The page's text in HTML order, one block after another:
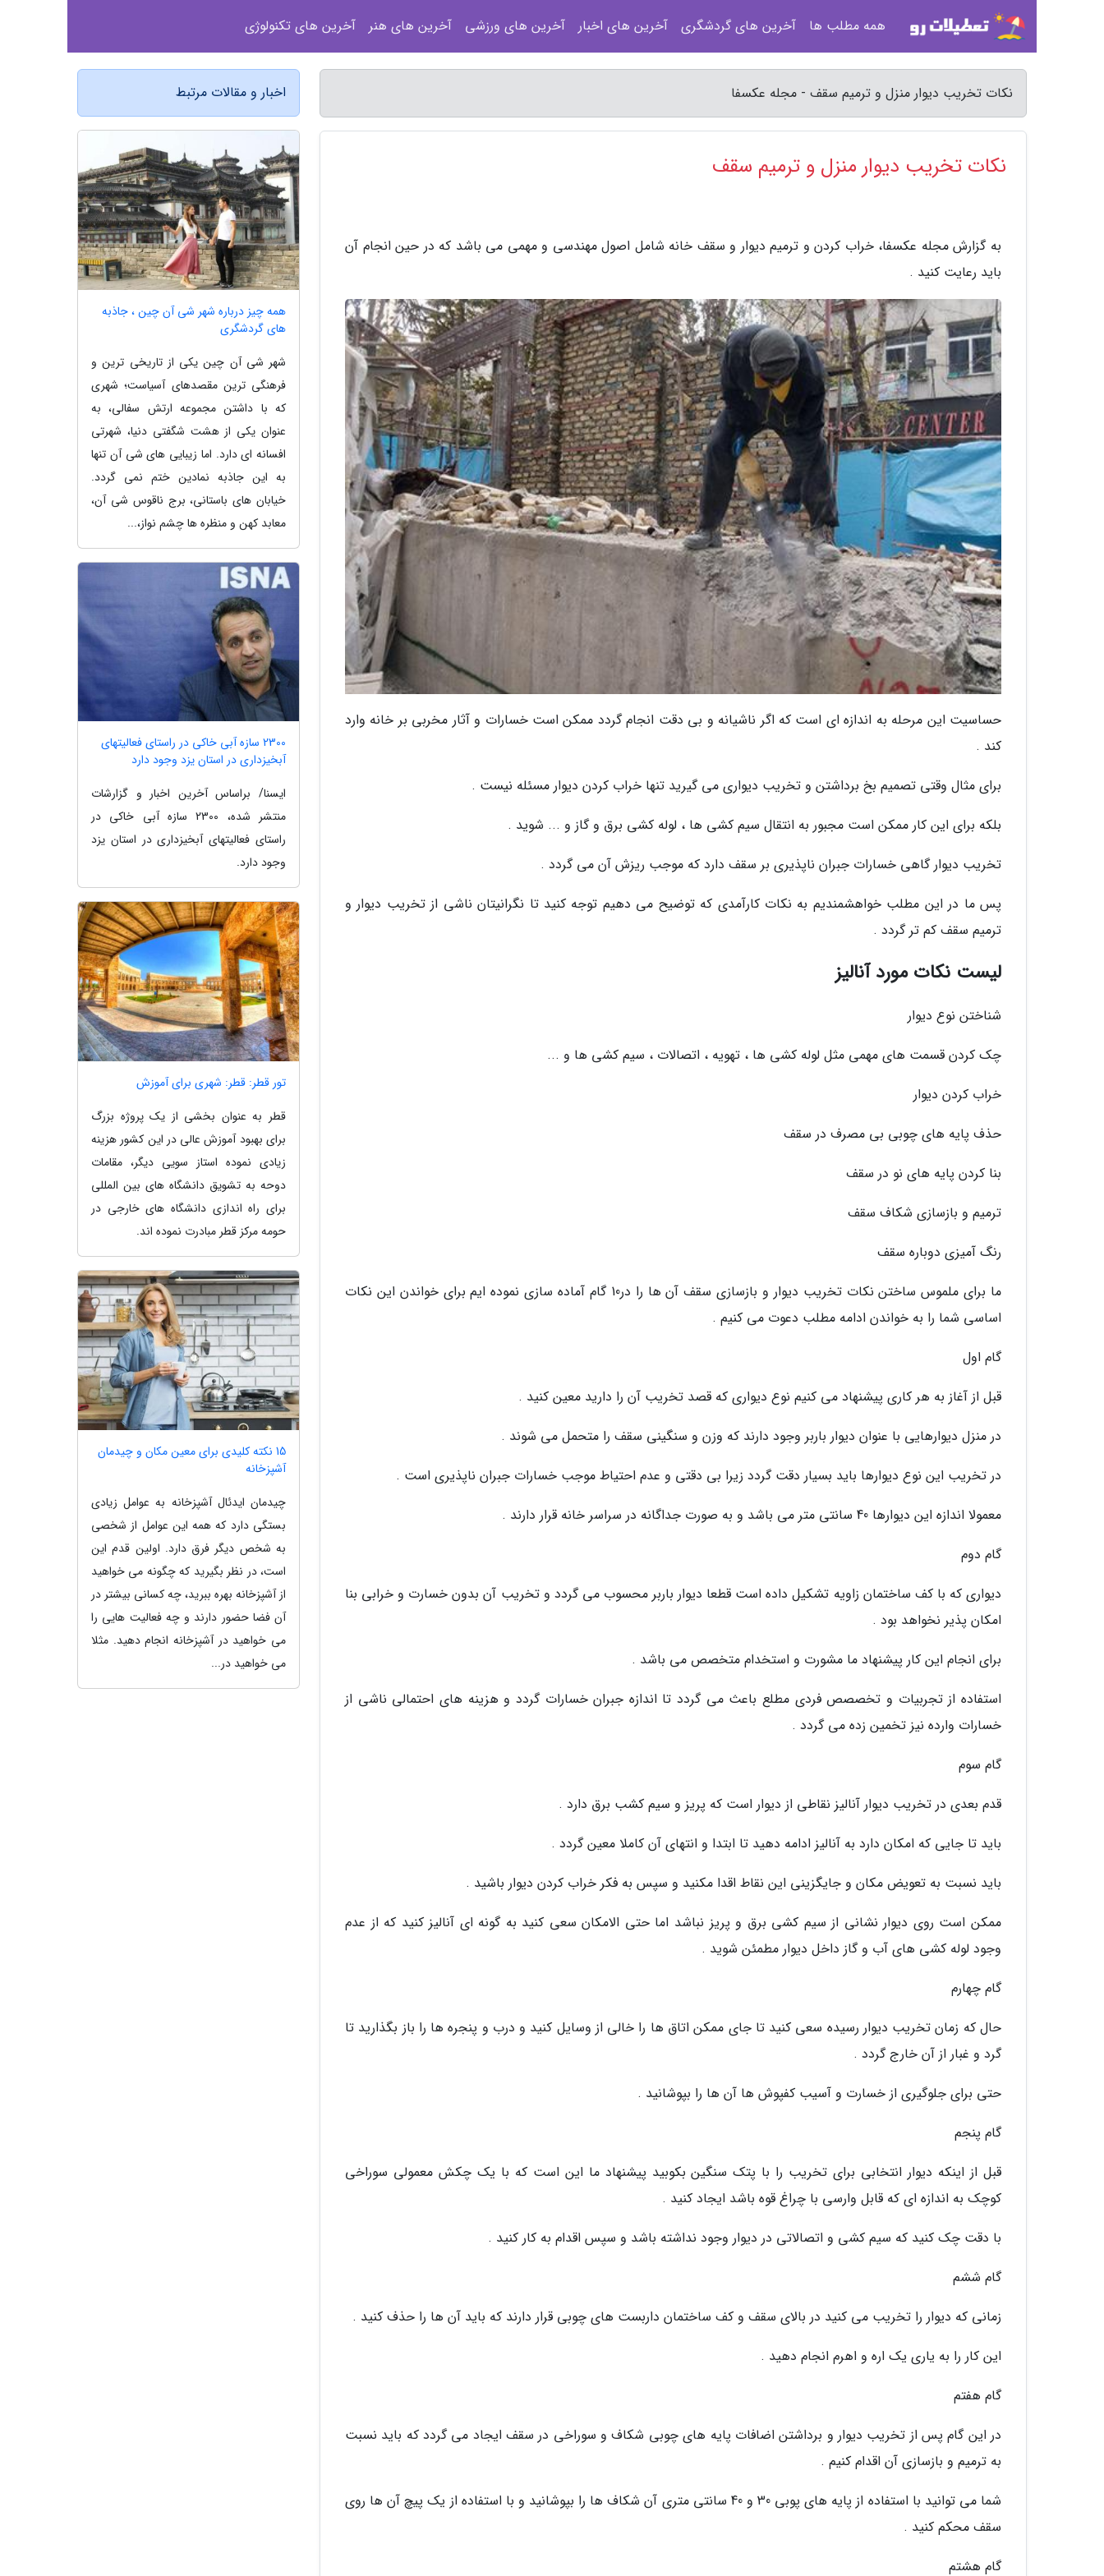
نکات تخریب دیوار منزل و ترمیم سقف - مجله عکسفا
نکات تخریب دیوار منزل و ترمیم سقف
به گزارش مجله عکسفا، خراب کردن و ترمیم دیوار و سقف خانه شامل اصول مهندسی و مهمی می باشد که در حین انجام آن
باید رعایت کنید .
حساسیت این مرحله به اندازه ای است که اگر ناشیانه و بی دقت انجام گردد ممکن است خسارات و آثار مخربی بر خانه وارد
کند .
برای مثال وقتی تصمیم بخ برداشتن و تخریب دیواری می گیرید تنها خراب کردن دیوار مسئله نیست .
بلکه برای این کار ممکن است مجبور به انتقال سیم کشی ها ، لوله کشی برق و گاز و ... شوید .
تخریب دیوار گاهی خسارات جبران ناپذیری بر سقف دارد که موجب ریزش آن می گردد .
پس ما در این مطلب خواهشمندیم به نکات کارآمدی که توضیح می دهیم توجه کنید تا نگرانیتان ناشی از تخریب دیوار و
ترمیم سقف کم تر گردد .
لیست نکات مورد آنالیز
شناختن نوع دیوار
چک کردن قسمت های مهمی مثل لوله کشی ها ، تهویه ، اتصالات ، سیم کشی ها و ...
خراب کردن دیوار
حذف پایه های چوبی بی مصرف در سقف
بنا کردن پایه های نو در سقف
ترمیم و بازسازی شکاف سقف
رنگ آمیزی دوباره سقف
ما برای ملموس ساختن نکات تخریب دیوار و بازسازی سقف آن ها را در10 گام آماده سازی نموده ایم برای خواندن این نکات
اساسی شما را به خواندن ادامه مطلب دعوت می کنیم .
گام اول
قبل از آغاز به هر کاری پیشنهاد می کنیم نوع دیواری که قصد تخریب آن را دارید معین کنید .
در منزل دیوارهایی با عنوان دیوار باربر وجود دارند که وزن و سنگینی سقف را متحمل می شوند .
در تخریب این نوع دیوارها باید بسیار دقت گردد زیرا بی دقتی و عدم احتیاط موجب خسارات جبران ناپذیری است .
معمولا اندازه این دیوارها 40 سانتی متر می باشد و به صورت جداگانه در سراسر خانه قرار دارند .
گام دوم
دیواری که با کف ساختمان زاویه تشکیل داده است قطعا دیوار باربر محسوب می گردد و تخریب آن بدون خسارت و خرابی بنا
امکان پذیر نخواهد بود .
برای انجام این کار پیشنهاد ما مشورت و استخدام متخصص می باشد .
استفاده از تجربیات و تخصصص فردی مطلع باعث می گردد تا اندازه جبران خسارات گردد و هزینه های احتمالی ناشی از
خسارات وارده نیز تخمین زده می گردد .
گام سوم
قدم بعدی در تخریب دیوار آنالیز نقاطی از دیوار است که پریز و سیم کشب برق دارد .
باید تا جایی که امکان دارد به آنالیز ادامه دهید تا ابتدا و انتهای آن کاملا معین گردد .
باید نسبت به تعویض مکان و جایگزینی این نقاط اقدا مکنید و سپس به فکر خراب کردن دیوار باشید .
ممکن است روی دیوار نشانی از سیم کشی برق و پریز نباشد اما حتی الامکان سعی کنید به گونه ای آنالیز کنید که از عدم
وجود لوله کشی های آب و گاز داخل دیوار مطمئن شوید .
گام چهارم
حال که زمان تخریب دیوار رسیده سعی کنید تا جای ممکن اتاق ها را خالی از وسایل کنید و درب و پنجره ها را باز بگذارید تا
گرد و غبار از آن خارج گردد .
حتی برای جلوگیری از خسارت و آسیب کفپوش ها آن ها را بپوشانید .
گام پنجم
قبل از اینکه دیوار انتخابی برای تخریب را با پتک سنگین بکوبید پیشنهاد ما این است که با یک چکش معمولی سوراخی
کوچک به اندازه ای که قابل وارسی با چراغ قوه باشد ایجاد کنید .
با دقت چک کنید که سیم کشی و اتصالاتی در دیوار وجود نداشته باشد و سپس اقدام به کار کنید .
گام ششم
زمانی که دیوار را تخریب می کنید در بالای سقف و کف ساختمان داربست های چوبی قرار دارند که باید آن ها را حذف کنید .
این کار را به یاری یک اره و اهرم انجام دهید .
گام هفتم
در این گام پس از تخریب دیوار و برداشتن اضافات پایه های چوبی شکاف و سوراخی در سقف ایجاد می گردد که باید نسبت
به ترمیم و بازسازی آن اقدام کنیم .
شما می توانید با استفاده از پایه های پوبی 30 و 40 سانتی متری آن شکاف ها را بپوشانید و با استفاده از یک پیچ آن ها روی
سقف محکم کنید .
گام هشتم
اخبار و مقالات مرتبط
همه چیز درباره شهر شی آن چین ، جاذبه
های گردشگری
شهر شی آن چین یکی از تاریخی ترین و
فرهنگی ترین مقصدهای آسیاست؛ شهری
که با داشتن مجموعه ارتش سفالی، به
عنوان یکی از هشت شگفتی دنیا، شهرتی
افسانه ای دارد. اما زیبایی های شی آن تنها
به این جاذبه نمادین ختم نمی گردد.
خیابان های باستانی، برج ناقوس شی آن،
معابد کهن و منظره ها چشم نواز،...
2300 سازه آبی خاکی در راستای فعالیتهای
آبخیزداری در استان یزد وجود دارد
ایسنا/ براساس آخرین اخبار و گزارشات
منتشر شده، 2300 سازه آبی خاکی در
راستای فعالیتهای آبخیزداری در استان یزد
وجود دارد.
تور قطر: قطر: شهری برای آموزش
قطر به عنوان بخشی از یک پروژه بزرگ
برای بهبود آموزش عالی در این کشور هزینه
زیادی نموده استاز سویی دیگر، مقامات
دوحه به تشویق دانشگاه های بین المللی
برای راه اندازی دانشگاه های خارجی در
حومه مرکز قطر مبادرت نموده اند.
15 نکته کلیدی برای معین مکان و چیدمان
آشپزخانه
چیدمان ایدئال آشپزخانه به عوامل زیادی
بستگی دارد که همه این عوامل از شخصی
به شخص دیگر فرق دارد. اولین قدم این
است، در نظر بگیرید که چگونه می خواهید
از آشپزخانه بهره ببرید، چه کسانی بیشتر در
آن فضا حضور دارند و چه فعالیت هایی را
می خواهید در آشپزخانه انجام دهید. مثلا
می خواهید در...
همه مطلب ها آخرین های گردشگری آخرین های اخبار آخرین های ورزشی آخرین های هنر آخرین های تکنولوژی